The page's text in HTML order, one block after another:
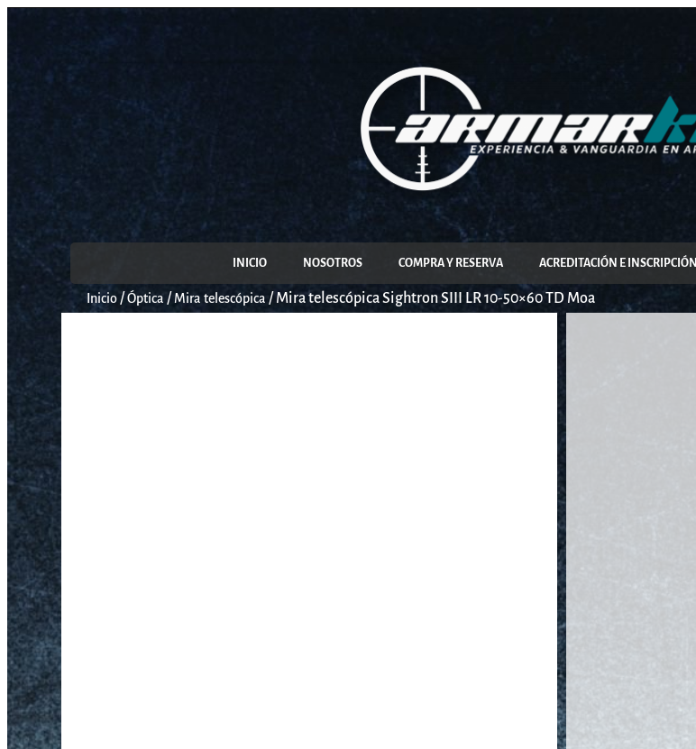
INICIO NOSOTROS COMPRA Y RESERVA ACREDITACIÓN E INSCRIPCIÓN
Inicio/Óptica /Mira telescópica /Mira telescópica Sightron SIII LR 10-50×60 TD Moa